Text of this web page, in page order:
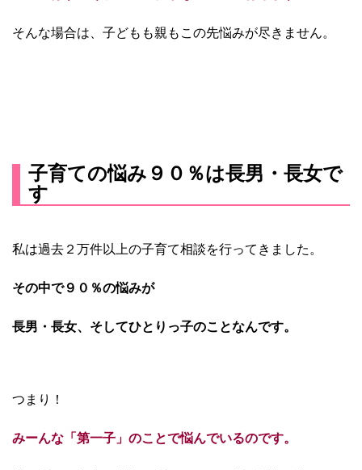
そんな場合は、子どもも親もこの先悩みが尽きません。
子育ての悩み９０％は長男・長女で
す
私は過去２万件以上の子育て相談を行ってきました。
その中で９０％の悩みが
長男・長女、そしてひとりっ子のことなんです。
つまり！
みーんな「第一子」のことで悩んでいるのです。